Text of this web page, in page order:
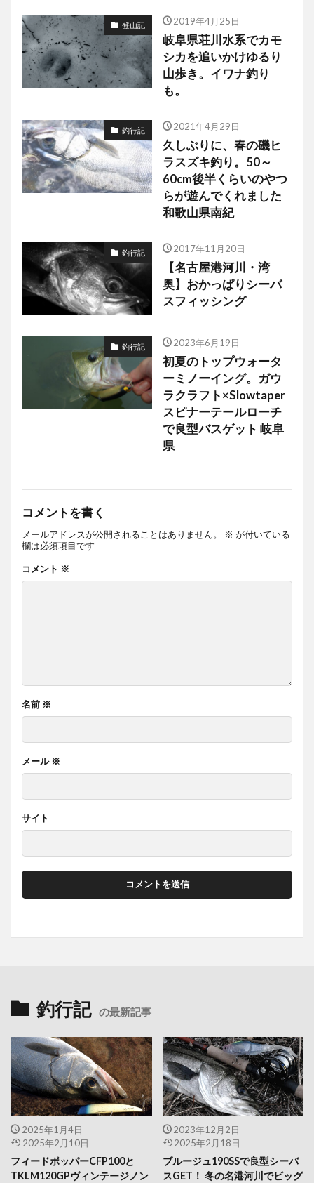
登山記 2019年4月25日
岐阜県荘川水系でカモ
シカを追いかけゆるり
山歩き。イワナ釣り
も。
釣行記 2021年4月29日
久しぶりに、春の磯ヒ
ラスズキ釣り。50～
60cm後半くらいのやつ
らが遊んでくれました
和歌山県南紀
釣行記 2017年11月20日
【名古屋港河川・湾
奥】おかっぱりシーバ
スフィッシング
釣行記 2023年6月19日
初夏のトップウォータ
ーミノーイング。ガウ
ラクラフト×Slowtaper
スピナーテールローチ
で良型バスゲット 岐阜
県
コメントを書く
メールアドレスが公開されることはありません。 ※ が付いている
欄は必須項目です
コメント ※
名前 ※
メール ※
サイト
釣行記 の最新記事
2025年1月4日
2025年2月10日
フィードポッパーCFP100と
TKLM120GPヴィンテージノン
2023年12月2日
2025年2月18日
ブルージュ190SSで良型シーバ
スGET！ 冬の名港河川でビッグ